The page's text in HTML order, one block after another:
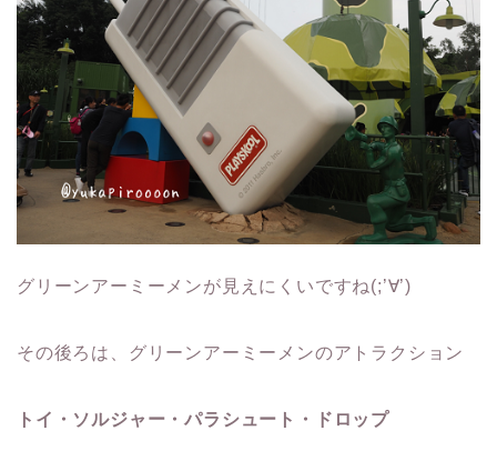
グリーンアーミーメンが見えにくいですね(;’∀’)
その後ろは、グリーンアーミーメンのアトラクション
トイ・ソルジャー・パラシュート・ドロップ